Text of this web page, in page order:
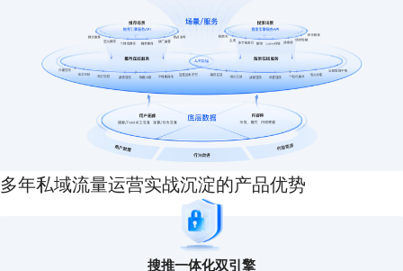
多年私域流量运营实战沉淀的产品优势
搜推一体化双引擎